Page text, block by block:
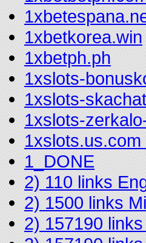
1xbetkorea.win
1xbetph.ph
1xslots-
1xslots-
1xslots-
1xslots.us.com
1_DONE
2) 110 links
2) 1500 links
2) 157190